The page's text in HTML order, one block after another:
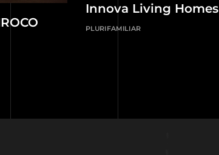
Innova Living Homes
PLURIFAMILIAR